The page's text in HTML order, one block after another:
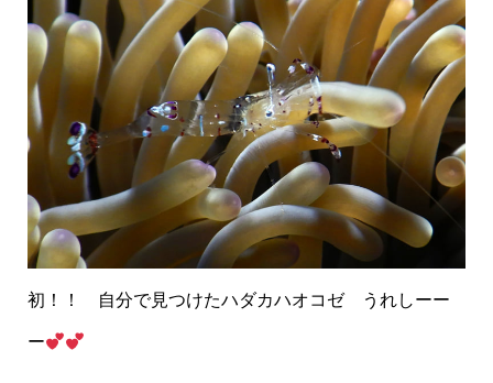
初！！ 自分で見つけたハダカハオコゼ うれしーー
ー